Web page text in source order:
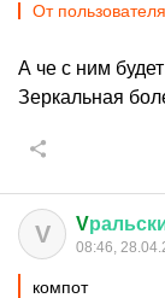
От пользователя
А че с ним
Зеркальная
V V
08:46,
компот